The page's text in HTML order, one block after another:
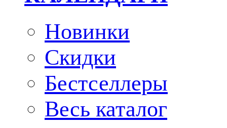
Новинки
Скидки
Бестселлеры
Весь каталог